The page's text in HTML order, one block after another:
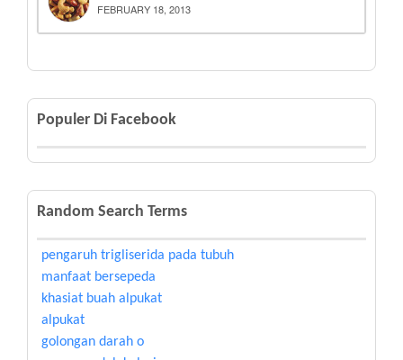
FEBRUARY 18, 2013
Populer Di Facebook
Random Search Terms
pengaruh trigliserida pada tubuh
manfaat bersepeda
khasiat buah alpukat
alpukat
golongan darah o